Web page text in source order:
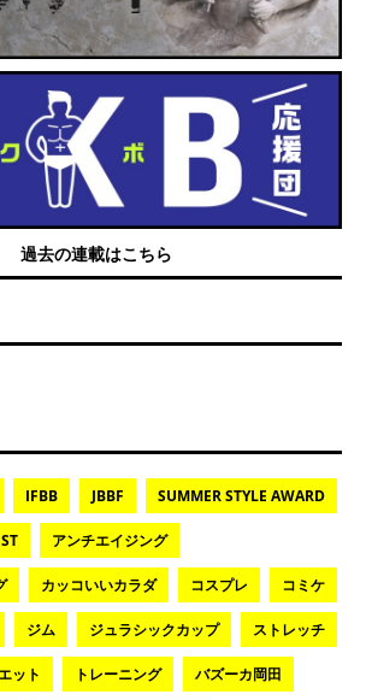
過去の連載はこちら
IFBB JBBF SUMMER STYLE AWARD
アンチエイジング
カッコいいカラダ コスプレ コミケ
ジム ジュラシックカップ ストレッチ
ット トレーニング バズーカ岡田